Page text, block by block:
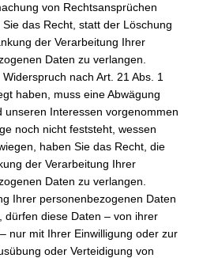
von Rechtsansprüchen
das Recht, statt der Löschung
der Verarbeitung Ihrer
Daten zu verlangen.
nach Art. 21 Abs. 1
haben, muss eine Abwägung
unseren Interessen vorgenommen
noch nicht feststeht, wessen
haben Sie das Recht, die
der Verarbeitung Ihrer
Daten zu verlangen.
Ihrer personenbezogenen Daten
dürfen diese Daten – von ihrer
nur mit Ihrer Einwilligung oder zur
oder Verteidigung von